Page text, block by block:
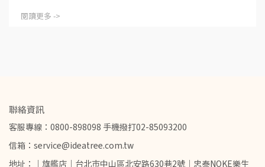
閱讀更多 ->
聯絡資訊
客服專線：0800-898098 手機撥打02-85093200
信箱：service@ideatree.com.tw
地址：｜旗艦店｜台北市中山區北安路630巷2號｜忠泰NOKE樂生